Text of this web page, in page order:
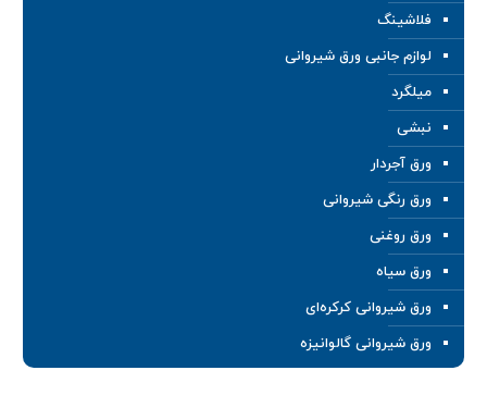
فلاشینگ
لوازم جانبی ورق شیروانی
میلگرد
نبشی
ورق آجردار
ورق رنگی شیروانی
ورق روغنی
ورق سیاه
ورق شیروانی کرکره‌ای
ورق شیروانی گالوانیزه